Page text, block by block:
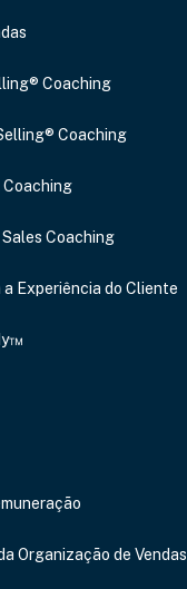
Coaching
Coaching
Coaching
Coaching
Experiência do Cliente
Organização de Vendas